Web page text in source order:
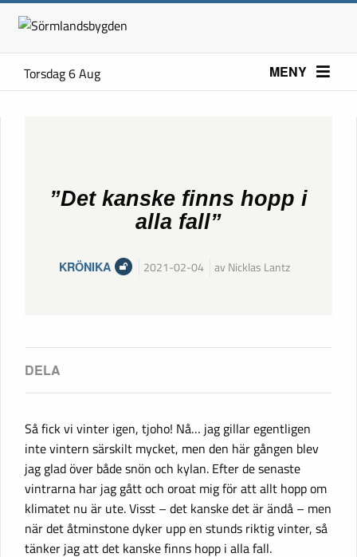
Torsdag 6 Aug MENY
”Det kanske finns hopp i
alla fall”
KRÖNIKA 2021-02-04 av Nicklas Lantz
Så fick vi vinter igen, tjoho! Nå… jag gillar egentligen
inte vintern särskilt mycket, men den här gången blev
jag glad över både snön och kylan. Efter de senaste
vintrarna har jag gått och oroat mig för att allt hopp om
klimatet nu är ute. Visst – det kanske det är ändå – men
när det åtminstone dyker upp en stunds riktig vinter, så
tänker jag att det kanske finns hopp i alla fall.